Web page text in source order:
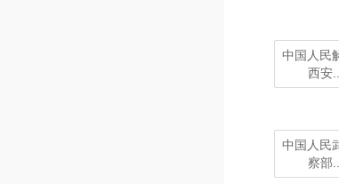
中国人民
西安...
中国人民
察部